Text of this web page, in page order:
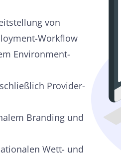
von
Workflow
Environment-
Provider-
Branding und
Wett- und